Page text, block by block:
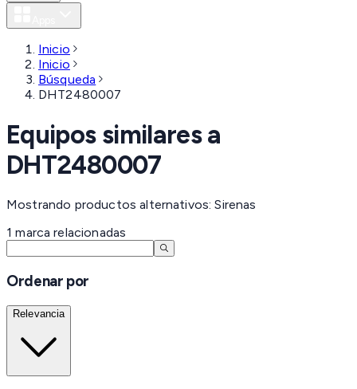
Inicio
Inicio
Búsqueda
DHT2480007
Equipos similares a
DHT2480007
Mostrando productos alternativos: Sirenas
1 marca relacionadas
Ordenar por
Relevancia